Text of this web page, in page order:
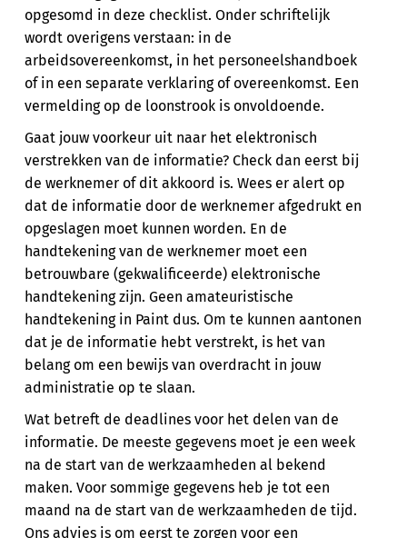
opgesomd in deze checklist. Onder schriftelijk
wordt overigens verstaan: in de
arbeidsovereenkomst, in het personeelshandboek
of in een separate verklaring of overeenkomst. Een
vermelding op de loonstrook is onvoldoende.
Gaat jouw voorkeur uit naar het elektronisch
verstrekken van de informatie? Check dan eerst bij
de werknemer of dit akkoord is. Wees er alert op
dat de informatie door de werknemer afgedrukt en
opgeslagen moet kunnen worden. En de
handtekening van de werknemer moet een
betrouwbare (gekwalificeerde) elektronische
handtekening zijn. Geen amateuristische
handtekening in Paint dus. Om te kunnen aantonen
dat je de informatie hebt verstrekt, is het van
belang om een bewijs van overdracht in jouw
administratie op te slaan.
Wat betreft de deadlines voor het delen van de
informatie. De meeste gegevens moet je een week
na de start van de werkzaamheden al bekend
maken. Voor sommige gegevens heb je tot een
maand na de start van de werkzaamheden de tijd.
Ons advies is om eerst te zorgen voor een